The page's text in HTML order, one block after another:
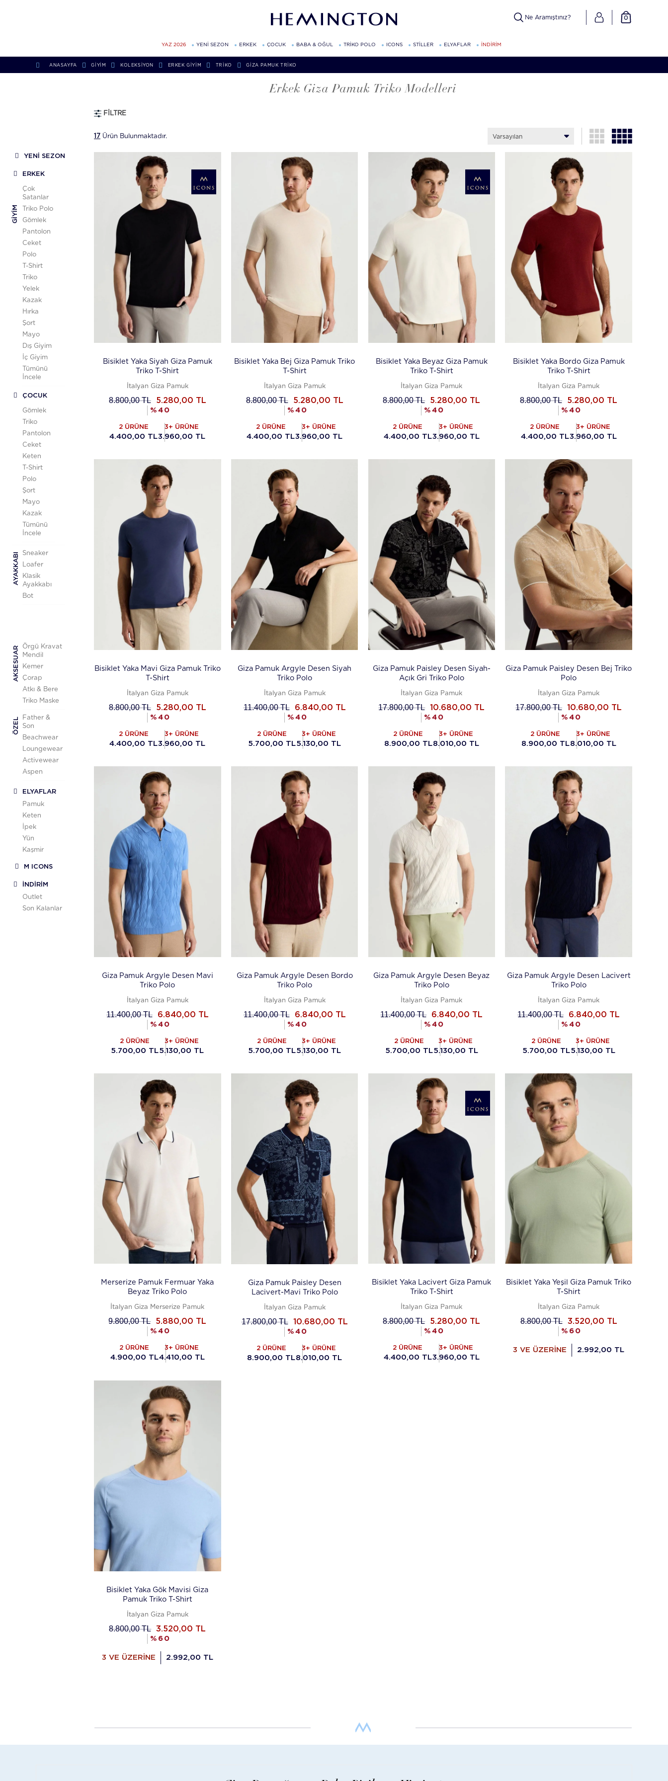
0
YAZ 2026 YENİ SEZON ERKEK ÇOCUK BABA & OĞUL TRİKO POLO ICONS STİLLER ELYAFLAR İNDİRİM
ANASAYFA GİYİM KOLEKSIYON ERKEK GIYIM TRIKO GIZA PAMUK TRIKO
YENİ SEZON
ERKEK
GIYIM
Çok
Satanlar
Triko Polo
Gömlek
Pantolon
Ceket
Polo
T-Shirt
Triko
Yelek
Kazak
Hırka
Şort
Mayo
Dış Giyim
İç Giyim
Tümünü
İncele
ÇOCUK
Gömlek
Triko
Pantolon
Ceket
Keten
T-Shirt
Polo
Şort
Mayo
Kazak
Tümünü
İncele
AYAKKABI
Sneaker
Loafer
Klasik
Ayakkabı
Bot
AKSESUAR
Örgü Kravat
Mendil
Kemer
Çorap
Atkı & Bere
Triko Maske
ÖZEL
Father &
Son
Beachwear
Loungewear
Activewear
Aspen
ELYAFLAR
Pamuk
Keten
İpek
Yün
Kaşmir
M ICONS
İNDİRİM
Outlet
Son Kalanlar
Erkek Giza Pamuk Triko Modelleri
FILTRE
17 Ürün Bulunmaktadır. Varsayılan
Bisiklet Yaka Siyah Giza Pamuk
Triko T-Shirt
İtalyan Giza Pamuk
8.800,00TL 5.280,00 TL
% 40
2 ÜRÜNE
4.400,00 TL
3+ ÜRÜNE
3.960,00 TL
Bisiklet Yaka Bej Giza Pamuk Triko
T-Shirt
İtalyan Giza Pamuk
8.800,00TL 5.280,00 TL
% 40
2 ÜRÜNE
4.400,00 TL
3+ ÜRÜNE
3.960,00 TL
Bisiklet Yaka Beyaz Giza Pamuk
Triko T-Shirt
İtalyan Giza Pamuk
8.800,00TL 5.280,00 TL
%40
2 ÜRÜNE
4.400,00 TL
3+ ÜRÜNE
3.960,00 TL
Bisiklet Yaka Bordo Giza Pamuk
Triko T-Shirt
İtalyan Giza Pamuk
8.800,00TL 5.280,00 TL
%40
2 ÜRÜNE
4.400,00 TL
3+ ÜRÜNE
3.960,00 TL
Bisiklet Yaka Mavi Giza Pamuk Triko
T-Shirt
İtalyan Giza Pamuk
8.800,00TL 5.280,00 TL
% 40
2 ÜRÜNE
4.400,00 TL
3+ ÜRÜNE
3.960,00 TL
Giza Pamuk Argyle Desen Siyah
Triko Polo
İtalyan Giza Pamuk
11.400,00TL 6.840,00 TL
% 40
2 ÜRÜNE
5.700,00 TL
3+ ÜRÜNE
5.130,00 TL
Giza Pamuk Paisley Desen Siyah-
Açık Gri Triko Polo
İtalyan Giza Pamuk
17.800,00TL 10.680,00 TL
%40
2 ÜRÜNE
8.900,00 TL
3+ ÜRÜNE
8.010,00 TL
Giza Pamuk Paisley Desen Bej Triko
Polo
İtalyan Giza Pamuk
17.800,00TL 10.680,00 TL
%40
2 ÜRÜNE
8.900,00 TL
3+ ÜRÜNE
8.010,00 TL
Giza Pamuk Argyle Desen Mavi
Triko Polo
İtalyan Giza Pamuk
11.400,00TL 6.840,00 TL
% 40
2 ÜRÜNE
5.700,00 TL
3+ ÜRÜNE
5.130,00 TL
Giza Pamuk Argyle Desen Bordo
Triko Polo
İtalyan Giza Pamuk
11.400,00TL 6.840,00 TL
% 40
2 ÜRÜNE
5.700,00 TL
3+ ÜRÜNE
5.130,00 TL
Giza Pamuk Argyle Desen Beyaz
Triko Polo
İtalyan Giza Pamuk
11.400,00TL 6.840,00 TL
%40
2 ÜRÜNE
5.700,00 TL
3+ ÜRÜNE
5.130,00 TL
Giza Pamuk Argyle Desen Lacivert
Triko Polo
İtalyan Giza Pamuk
11.400,00TL 6.840,00 TL
%40
2 ÜRÜNE
5.700,00 TL
3+ ÜRÜNE
5.130,00 TL
Merserize Pamuk Fermuar Yaka
Beyaz Triko Polo
İtalyan Giza Merserize Pamuk
9.800,00TL 5.880,00 TL
% 40
2 ÜRÜNE
4.900,00 TL
3+ ÜRÜNE
4.410,00 TL
Giza Pamuk Paisley Desen
Lacivert-Mavi Triko Polo
İtalyan Giza Pamuk
17.800,00TL 10.680,00 TL
% 40
2 ÜRÜNE
8.900,00 TL
3+ ÜRÜNE
8.010,00 TL
Bisiklet Yaka Lacivert Giza Pamuk
Triko T-Shirt
İtalyan Giza Pamuk
8.800,00TL 5.280,00 TL
%40
2 ÜRÜNE
4.400,00 TL
3+ ÜRÜNE
3.960,00 TL
Bisiklet Yaka Yeşil Giza Pamuk Triko
T-Shirt
İtalyan Giza Pamuk
8.800,00TL 3.520,00 TL
% 60
3 VE ÜZERİNE 2.992,00 TL
Bisiklet Yaka Gök Mavisi Giza
Pamuk Triko T-Shirt
İtalyan Giza Pamuk
8.800,00TL 3.520,00 TL
% 60
3 VE ÜZERİNE 2.992,00 TL